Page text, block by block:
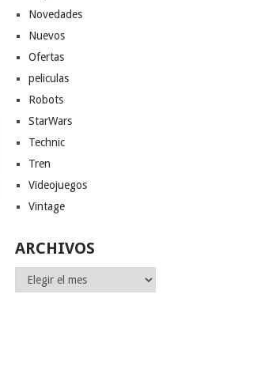
Novedades
Nuevos
Ofertas
peliculas
Robots
StarWars
Technic
Tren
Videojuegos
Vintage
ARCHIVOS
Archivos